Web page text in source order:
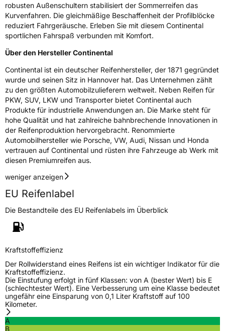
robusten Außenschultern stabilisiert der Sommerreifen das
Kurvenfahren. Die gleichmäßige Beschaffenheit der Profilblöcke
reduziert Fahrgeräusche. Erleben Sie mit diesem Continental
sportlichen Fahrspaß verbunden mit Komfort.
Über den Hersteller Continental
Continental ist ein deutscher Reifenhersteller, der 1871 gegründet
wurde und seinen Sitz in Hannover hat. Das Unternehmen zählt
zu den größten Automobilzulieferern weltweit. Neben Reifen für
PKW, SUV, LKW und Transporter bietet Continental auch
Produkte für industrielle Anwendungen an. Die Marke steht für
hohe Qualität und hat zahlreiche bahnbrechende Innovationen in
der Reifenproduktion hervorgebracht. Renommierte
Automobilhersteller wie Porsche, VW, Audi, Nissan und Honda
vertrauen auf Continental und rüsten ihre Fahrzeuge ab Werk mit
diesen Premiumreifen aus.
weniger anzeigen
EU Reifenlabel
Die Bestandteile des EU Reifenlabels im Überblick
Kraftstoffeffizienz
Der Rollwiderstand eines Reifens ist ein wichtiger Indikator für die
Kraftstoffeffizienz.
Die Einstufung erfolgt in fünf Klassen: von A (bester Wert) bis E
(schlechtester Wert). Eine Verbesserung um eine Klasse bedeutet
ungefähr eine Einsparung von 0,1 Liter Kraftstoff auf 100
Kilometer.
A
B